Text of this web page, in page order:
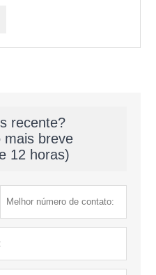
recente?
mais breve
12 horas)